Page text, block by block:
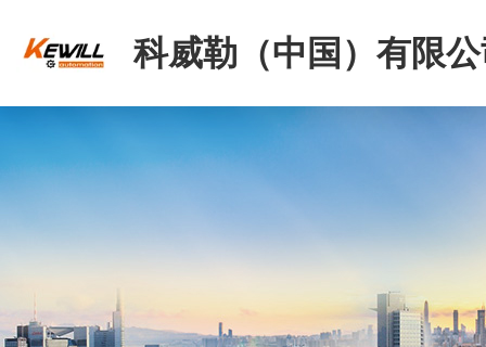
科威勒（中国）有限